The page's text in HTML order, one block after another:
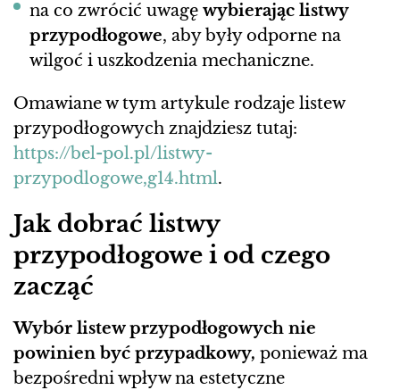
na co zwrócić uwagę wybierając listwy
przypodłogowe, aby były odporne na
wilgoć i uszkodzenia mechaniczne.
Omawiane w tym artykule rodzaje listew
przypodłogowych znajdziesz tutaj:
https://bel-pol.pl/listwy-
przypodlogowe,g14.html.
Jak dobrać listwy
przypodłogowe i od czego
zacząć
Wybór listew przypodłogowych nie
powinien być przypadkowy, ponieważ ma
bezpośredni wpływ na estetyczne